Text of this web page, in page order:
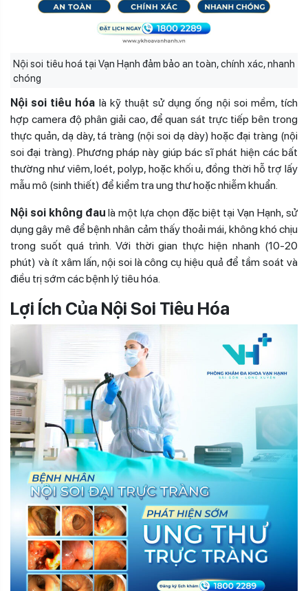
Nội soi tiêu hoá tại Vạn Hạnh đảm bảo an toàn, chính xác, nhanh
chóng
Nội soi tiêu hóa là kỹ thuật sử dụng ống nội soi mềm, tích
hợp camera độ phân giải cao, để quan sát trực tiếp bên trong
thực quản, dạ dày, tá tràng (nội soi dạ dày) hoặc đại tràng (nội
soi đại tràng). Phương pháp này giúp bác sĩ phát hiện các bất
thường như viêm, loét, polyp, hoặc khối u, đồng thời hỗ trợ lấy
mẫu mô (sinh thiết) để kiểm tra ung thư hoặc nhiễm khuẩn.
Nội soi không đau là một lựa chọn đặc biệt tại Vạn Hạnh, sử
dụng gây mê để bệnh nhân cảm thấy thoải mái, không khó chịu
trong suốt quá trình. Với thời gian thực hiện nhanh (10-20
phút) và ít xâm lấn, nội soi là công cụ hiệu quả để tầm soát và
điều trị sớm các bệnh lý tiêu hóa.
Lợi Ích Của Nội Soi Tiêu Hóa